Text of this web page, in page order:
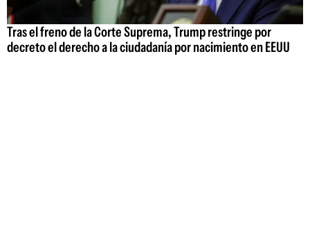
Tras el freno de la Corte Suprema, Trump restringe por
decreto el derecho a la ciudadanía por nacimiento en EEUU